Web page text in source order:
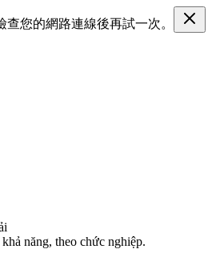
您的網路連線後再試一次。
khả năng, theo chức nghiệp.